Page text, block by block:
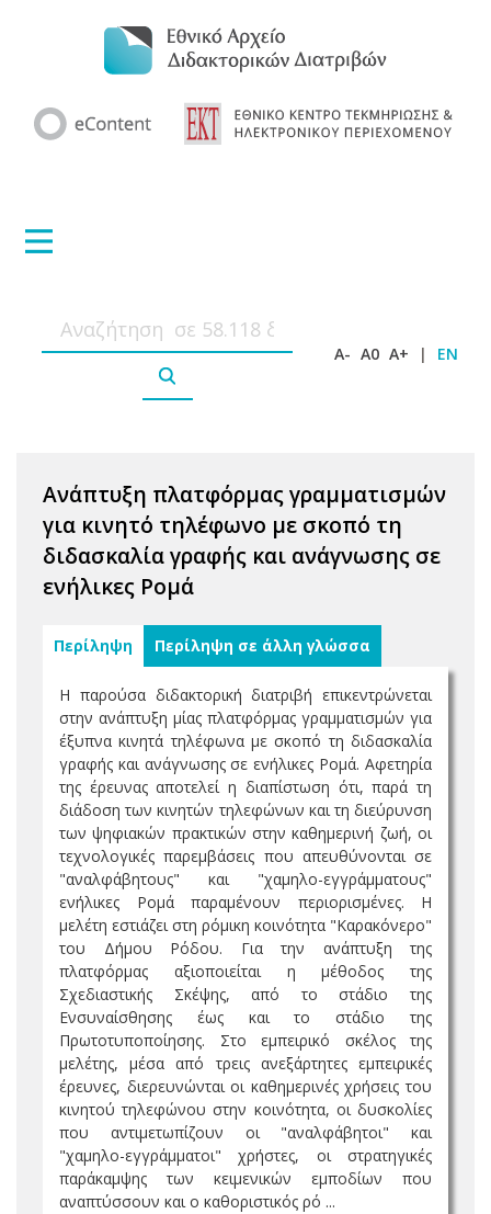
A- A0 A+ | EN
Ανάπτυξη πλατφόρμας γραμματισμών
για κινητό τηλέφωνο με σκοπό τη
διδασκαλία γραφής και ανάγνωσης σε
ενήλικες Ρομά
Περίληψη Περίληψη σε άλλη γλώσσα
Η παρούσα διδακτορική διατριβή επικεντρώνεται
στην ανάπτυξη μίας πλατφόρμας γραμματισμών για
έξυπνα κινητά τηλέφωνα με σκοπό τη διδασκαλία
γραφής και ανάγνωσης σε ενήλικες Ρομά. Αφετηρία
της έρευνας αποτελεί η διαπίστωση ότι, παρά τη
διάδοση των κινητών τηλεφώνων και τη διεύρυνση
των ψηφιακών πρακτικών στην καθημερινή ζωή, οι
τεχνολογικές παρεμβάσεις που απευθύνονται σε
"αναλφάβητους" και "χαμηλο-εγγράμματους"
ενήλικες Ρομά παραμένουν περιορισμένες. Η
μελέτη εστιάζει στη ρόμικη κοινότητα "Καρακόνερο"
του Δήμου Ρόδου. Για την ανάπτυξη της
πλατφόρμας αξιοποιείται η μέθοδος της
Σχεδιαστικής Σκέψης, από το στάδιο της
Ενσυναίσθησης έως και το στάδιο της
Πρωτοτυποποίησης. Στο εμπειρικό σκέλος της
μελέτης, μέσα από τρεις ανεξάρτητες εμπειρικές
έρευνες, διερευνώνται οι καθημερινές χρήσεις του
κινητού τηλεφώνου στην κοινότητα, οι δυσκολίες
που αντιμετωπίζουν οι "αναλφάβητοι" και
"χαμηλο-εγγράμματοι" χρήστες, οι στρατηγικές
παράκαμψης των κειμενικών εμποδίων που
αναπτύσσουν και ο καθοριστικός ρό ...